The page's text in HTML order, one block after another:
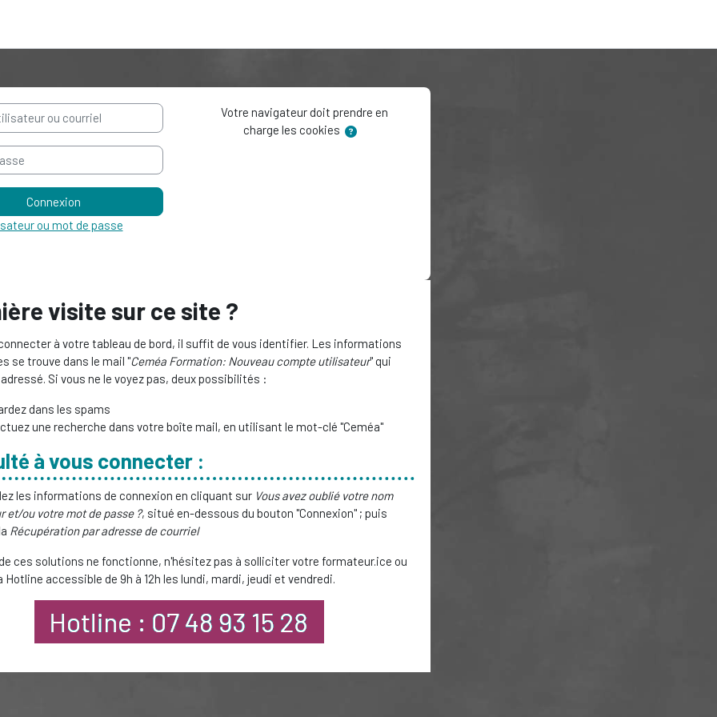
ou courriel
Connexion
ou mot de passe
Votre navigateur doit prendre en
charge les cookies
visite sur ce site ?
à votre tableau de bord, il suffit de vous identifier. Les informations
se trouve dans le mail "Ceméa Formation: Nouveau compte utilisateur" qui
Si vous ne le voyez pas, deux possibilités :
dans les spams
une recherche dans votre boîte mail, en utilisant le mot-clé "Ceméa"
à vous connecter :
les informations de connexion en cliquant sur Vous avez oublié votre nom
et/ou votre mot de passe ?, situé en-dessous du bouton "Connexion" ; puis
Récupération par adresse de courriel
ces solutions ne fonctionne, n'hésitez pas à solliciter votre formateur.ice ou
Hotline accessible de 9h à 12h les lundi, mardi, jeudi et vendredi.